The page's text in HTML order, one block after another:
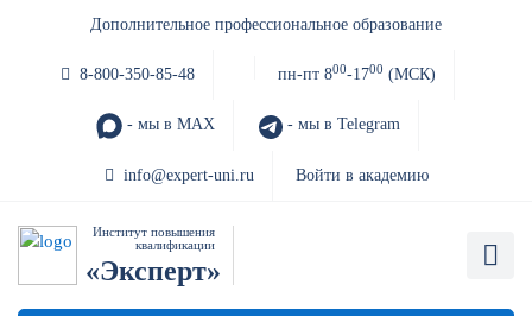
Дополнительное профессиональное образование
8-800-350-85-48 пн-пт 800-1700 (МСК)
- мы в MAX - мы в Telegram
info@expert-uni.ru Войти в академию
Институт повышения
квалификации
«Эксперт»